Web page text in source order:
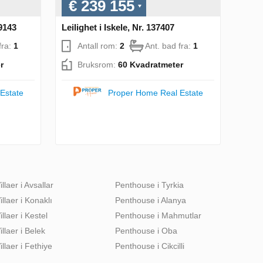
1
€ 239 155
Leilighet i Iskele, Nr. 137407
Antall rom: 2 Ant. bad fra: 1
Bruksrom: 60 Kvadratmeter
Proper Home Real Estate
i Avsallar
i Konaklı
i Kestel
i Belek
i Fethiye
Penthouse i Tyrkia
Penthouse i Alanya
Penthouse i Mahmutlar
Penthouse i Oba
Penthouse i Cikcilli